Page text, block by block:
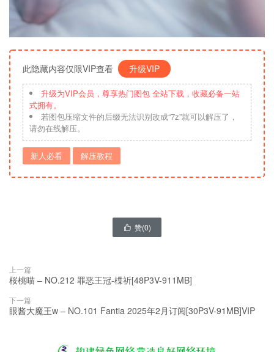
此隐藏内容仅限VIP查看 升级VIP
升级为VIP会员，尊享热门图包 全站下载，收藏必备一站
式拥有。
若图包压缩文件的后缀无法识别改成“7z”就可以解压了，
请勿在线解压。
新人必看 解压教程
 赞(0)
上一篇
桜桃喵 – NO.212 罪恶王冠-楪祈[48P3V-911MB]
下一篇
眼酱大魔王w – NO.101 Fantia 2025年2月订阅[30P3V-91MB]VIP